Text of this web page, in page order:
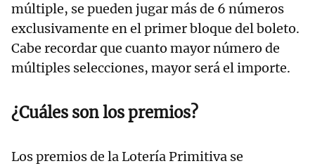
múltiple, se pueden jugar más de 6 números
exclusivamente en el primer bloque del boleto.
Cabe recordar que cuanto mayor número de
múltiples selecciones, mayor será el importe.
¿Cuáles son los premios?
Los premios de la Lotería Primitiva se